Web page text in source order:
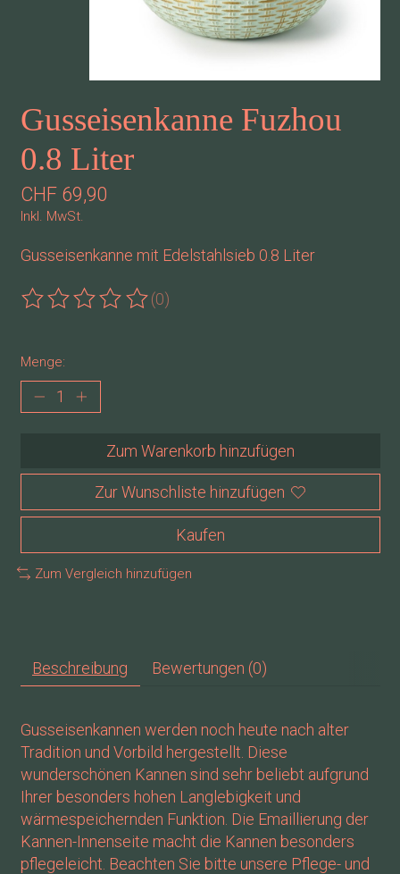
Gusseisenkanne Fuzhou
0.8 Liter
CHF 69,90
Inkl. MwSt.
Gusseisenkanne mit Edelstahlsieb 0.8 Liter
Die Bewertung dieses Produkts ist
(0)
Menge:
Zum Warenkorb hinzufügen
Zur Wunschliste hinzufügen
Kaufen
Zum Vergleich hinzufügen
Beschreibung Bewertungen (0)
Gusseisenkannen werden noch heute nach alter
Tradition und Vorbild hergestellt. Diese
wunderschönen Kannen sind sehr beliebt aufgrund
Ihrer besonders hohen Langlebigkeit und
wärmespeichernden Funktion. Die Emaillierung der
Kannen-Innenseite macht die Kannen besonders
pflegeleicht. Beachten Sie bitte unsere Pflege- und